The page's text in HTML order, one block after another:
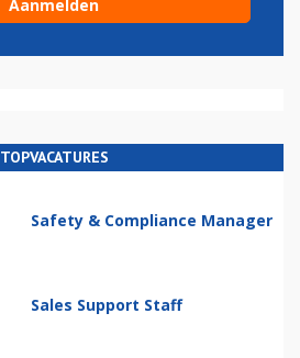
TOPVACATURES
Safety & Compliance Manager
Sales Support Staff